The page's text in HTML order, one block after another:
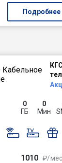
Подробнее
0
ГБ
0
Мин
1010 ₽/мес